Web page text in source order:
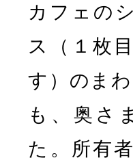
カフェの
ス（１枚
す）のま
も、奥さ
た。所有